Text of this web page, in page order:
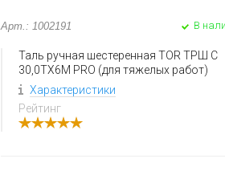
Арт.: 1002191 В
Таль ручная шестеренная TOR ТРШ C
30,0ТХ6М PRO (для тяжелых работ)
Характеристики
Рейтинг